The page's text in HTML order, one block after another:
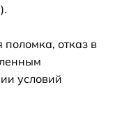
отказ в
условий